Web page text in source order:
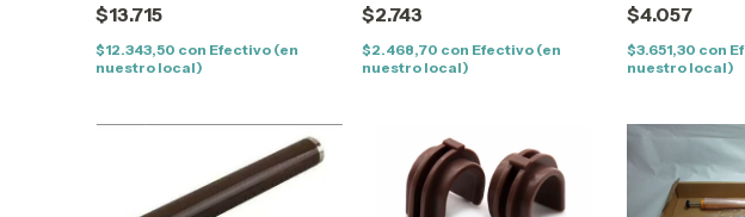
$13.715
$12.343,50 con Efectivo (en
nuestro local)
$2.743
$2.468,70 con Efectivo (en
nuestro local)
M101 M103
$4.057
$3.651,30 con
nuestro local)